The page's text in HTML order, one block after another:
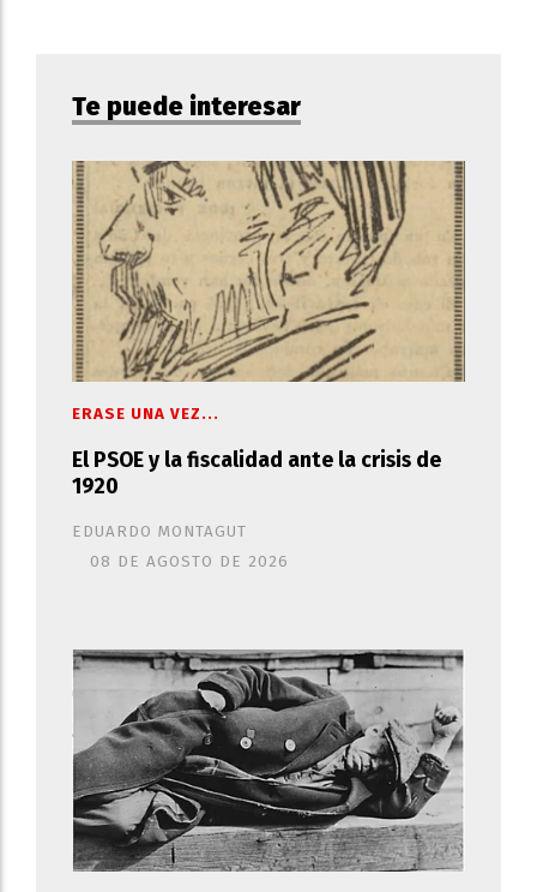
Te puede interesar
El PSOE y la fiscalidad ante la crisis de
1920
EDUARDO MONTAGUT
ERASE UNA VEZ...
08 DE AGOSTO DE 2026